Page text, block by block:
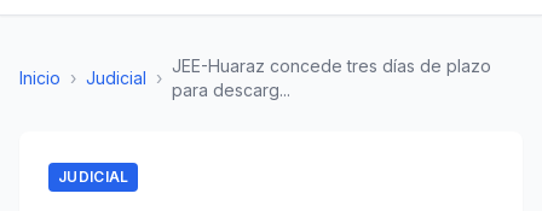
Inicio › Judicial ›
JEE-Huaraz concede tres días de plazo
para descarg...
JUDICIAL